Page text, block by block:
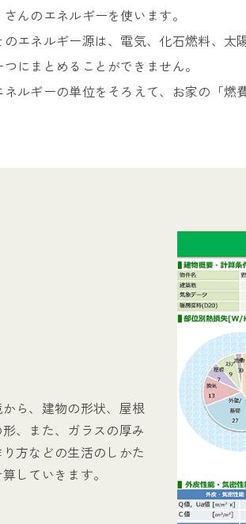
んのエネルギーを使います。
エネルギー源は、電気、化石燃料、太
にまとめることができません。
ルギーの単位をそろえて、お家の「燃
ら、建物の形状、屋根
、また、ガラスの厚み
方などの生活のしかた
していきます。